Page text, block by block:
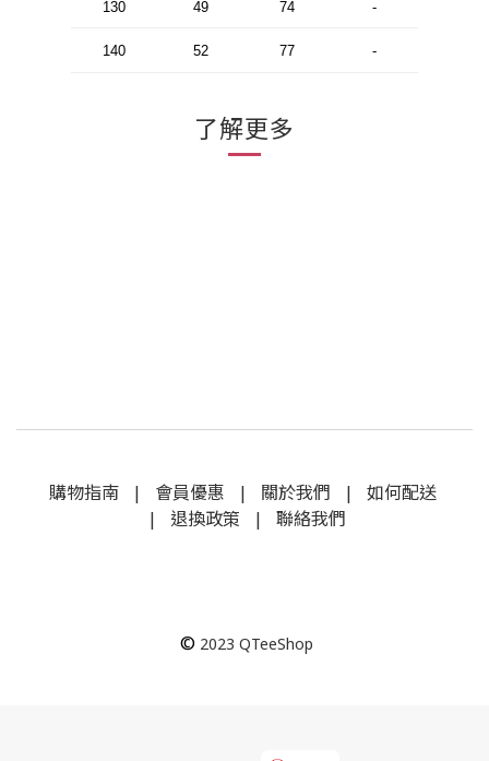
130 49 74 -
140 52 77 -
了解更多
購物指南| 會員優惠 | 關於我們 | 如何配送
| 退換政策 | 聯絡我們
© 2023 QTeeShop